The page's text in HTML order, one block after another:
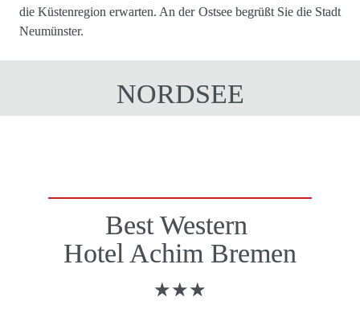
die Küstenregion erwarten. An der Ostsee begrüßt Sie die Stadt
Neumünster.
NORDSEE
Best Western
Hotel Achim Bremen
★★★